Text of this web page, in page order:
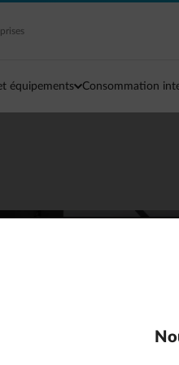
équipements Consommation
prix par
vos dépenses